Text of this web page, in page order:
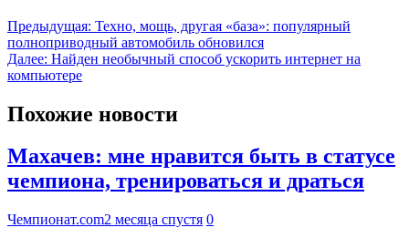
Предыдущая: Техно, мощь, другая «база»: популярный
полноприводный автомобиль обновился
Далее: Найден необычный способ ускорить интернет на
компьютере
Похожие новости
Махачев: мне нравится быть в статусе
чемпиона, тренироваться и драться
Чемпионат.com2 месяца спустя 0